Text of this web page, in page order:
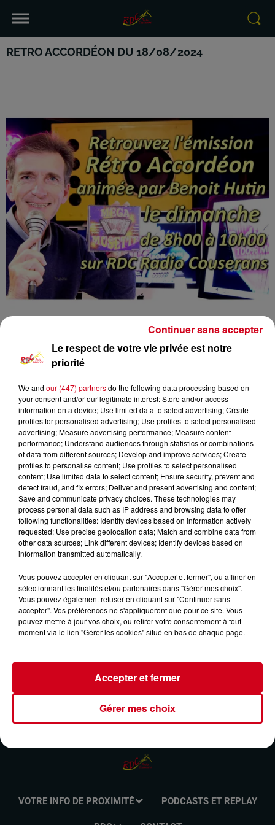
RETRO ACCORDÉON DU 18/08/2024
RDC Podcast Rétro Accordéon
RDC Radio Couserans
Retro Accordeon
0:00 1 h 11 min
18 août 2024 - 1 h 11 min
Retrouvez l'émission Rétro Accordéon animée par Benoit
Huton le dimanche de 8h00 à 10h00 sur RDC Radio
Couserans.
VOTRE INFO DE PROXIMITÉ PODCASTS ET REPLAY
Le respect de votre vie privée est notre
priorité
We and our (447) partnersdo the following data processing based on
your consent and/or our legitimate interest: Store and/or access
information on a device; Use limited data to select advertising; Create
profiles for personalised advertising; Use profiles to select personalised
advertising; Measure advertising performance; Measure content
performance; Understand audiences through statistics or combinations
of data from different sources; Develop and improve services; Create
profiles to personalise content; Use profiles to select personalised
content; Use limited data to select content; Ensure security, prevent and
detect fraud, and fix errors; Deliver and present advertising and content;
Save and communicate privacy choices. These technologies may
process personal data such as IP address and browsing data to offer
following functionalities: Identify devices based on information actively
requested; Use precise geolocation data; Match and combine data from
other data sources; Link different devices; Identify devices based on
information transmitted automatically.
Vous pouvez accepter en cliquant sur "Accepter et fermer", ou affiner en
sélectionnant les finalités et/ou partenaires dans "Gérer mes choix".
Vous pouvez également refuser en cliquant sur "Continuer sans
accepter". Vos préférences ne s'appliqueront que pour ce site. Vous
pouvez mettre à jour vos choix, ou retirer votre consentement à tout
moment via le lien "Gérer les cookies" situé en bas de chaque page.
Gérer mes choix
Accepter et fermer
Continuer sans accepter